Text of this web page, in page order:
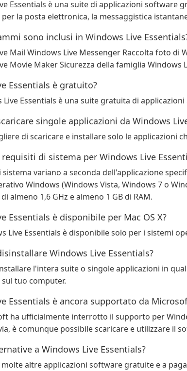
Essentials è una suite di applicazioni software
la posta elettronica, la messaggistica
sono inclusi in Windows Live
Mail Windows Live Messenger Raccolta foto di
Movie Maker Sicurezza della famiglia Windows
Essentials è gratuito?
Live Essentials è una suite gratuita di
singole applicazioni da Windows
di scaricare e installare solo le applicazioni
di sistema per Windows Live
variano a seconda dell'applicazione
Windows (Windows Vista, Windows 7 o
almeno 1,6 GHz e almeno 1 GB di RAM.
Essentials è disponibile per Mac OS X?
Live Essentials è disponibile solo per i sistemi
Windows Live Essentials?
l'intera suite o singole applicazioni in
tuo computer.
Essentials è ancora supportato da
ha ufficialmente interrotto il supporto per
è comunque possibile scaricare e utilizzare il
a Windows Live Essentials?
molte altre applicazioni software gratuite e a